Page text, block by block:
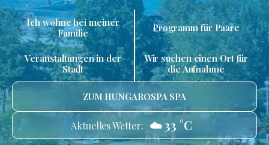
Ich wohne bei meiner
Familie
Programm für Paare
Veranstaltungen in der
Stadt
Wir suchen einen Ort für
die Aufnahme
ZUM HUNGAROSPA SPA
Aktuelles Wetter: ☁️ 33 °C